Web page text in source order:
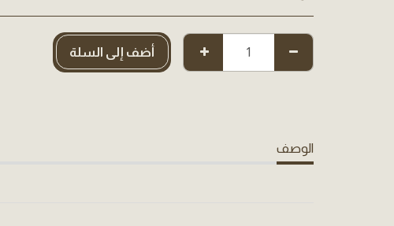
أضف إلى السلة
الوصف